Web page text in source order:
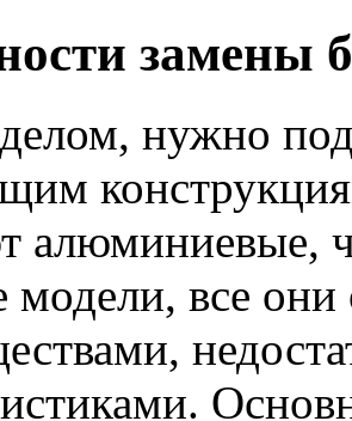
замены
нужно
алюминиевые,
модели, все